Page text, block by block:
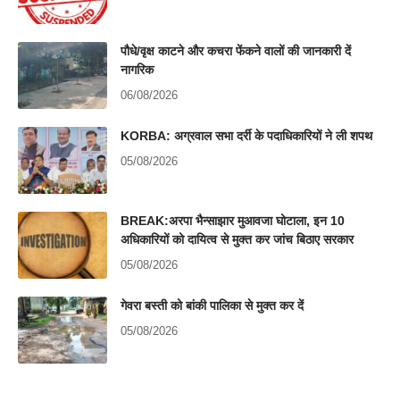
पौधे/वृक्ष काटने और कचरा फेंकने वालों की जानकारी दें
नागरिक
06/08/2026
KORBA: अग्रवाल सभा दर्री के पदाधिकारियों ने ली शपथ
05/08/2026
BREAK:अरपा भैन्साझार मुआवजा घोटाला, इन 10
अधिकारियों को दायित्व से मुक्त कर जांच बिठाए सरकार
05/08/2026
गेवरा बस्ती को बांकी पालिका से मुक्त कर दें
05/08/2026